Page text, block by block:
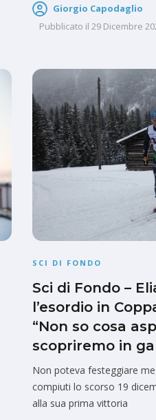
Giorgio Capodaglio
Pubblicato il 29 Dicembre
SCI DI FONDO
Sci di Fondo –
l’esordio in
“Non so cosa
scopriremo in
Non poteva festeggiare
compiuti lo scorso 19
alla sua prima vittoria